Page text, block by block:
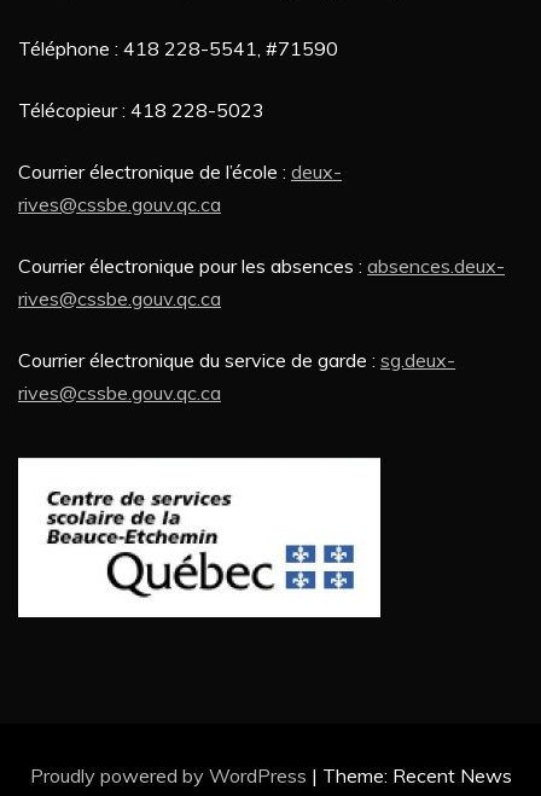
Téléphone : 418 228-5541, #71590
Télécopieur : 418 228-5023
Courrier électronique de l’école : deux-
rives@cssbe.gouv.qc.ca
Courrier électronique pour les absences : absences.deux-
rives@cssbe.gouv.qc.ca
Courrier électronique du service de garde : sg.deux-
rives@cssbe.gouv.qc.ca
Proudly powered by WordPress | Theme: Recent News